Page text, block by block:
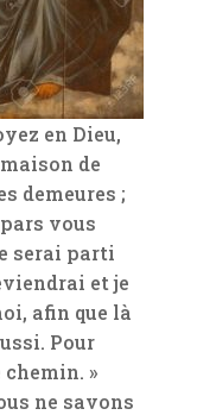
en Dieu,
de
demeures ;
vous
serai parti
et je
afin que là
Pour
»
ne savons